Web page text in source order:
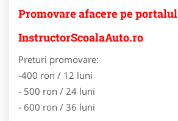
Promovare afacere pe portalul
InstructorScoalaAuto.ro
Preturi promovare:
-400 ron / 12 luni
- 500 ron / 24 luni
- 600 ron / 36 luni